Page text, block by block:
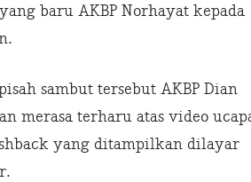
baru AKBP Norhayat kepada
sambut tersebut AKBP Dian
merasa terharu atas video
yang ditampilkan dilayar